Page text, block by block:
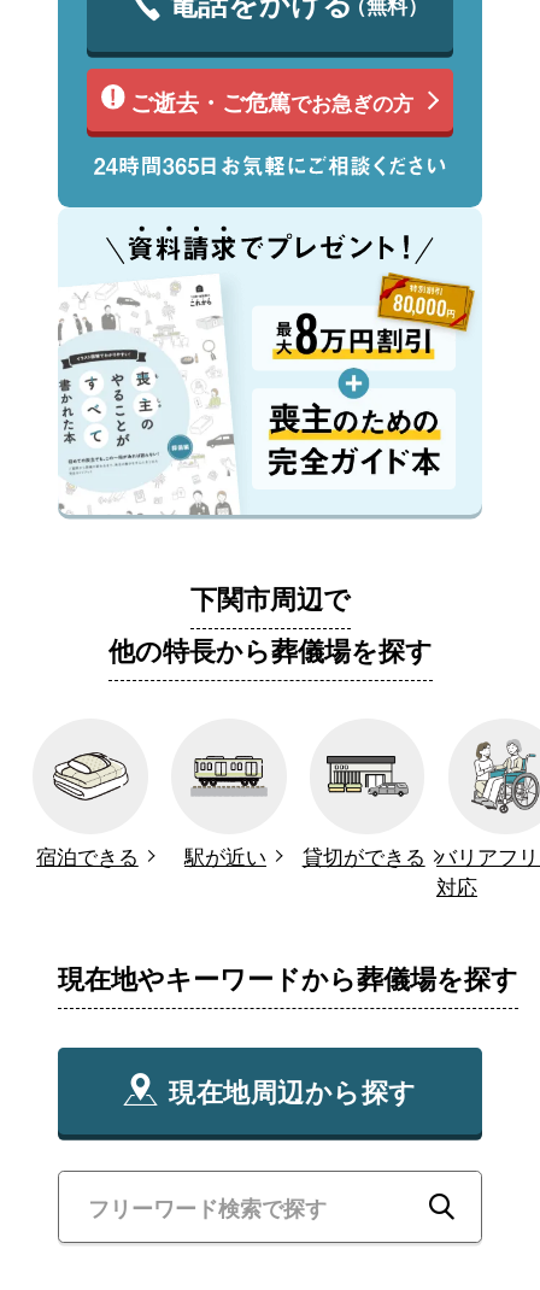
ご逝去・ご危篤でお急ぎの方
下関市周辺で
他の特長から葬儀場を探す
宿泊できる 駅が近い 貸切ができる バリアフ
対応
現在地やキーワードから葬儀場を探す
現在地周辺から探す